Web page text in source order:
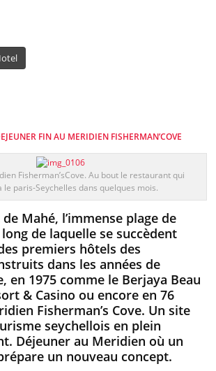
FIN AU MERIDIEN FISHERMAN’COVE
Fisherman’sCove. Au bout le restaurant qui
le paris-Seychelles dans quelques mois.
Mahé, l’immense plage de
de laquelle se succèdent
premiers hôtels des
dans les années de
en 1975 comme le Berjaya Beau
& Casino ou encore en 76
Fisherman’s Cove. Un site
seychellois en plein
Déjeuner au Meridien où un
un nouveau concept.